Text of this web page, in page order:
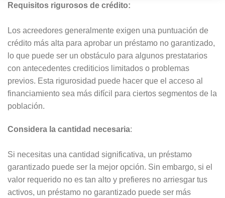
Requisitos rigurosos de crédito:
Los acreedores generalmente exigen una puntuación de
crédito más alta para aprobar un préstamo no garantizado,
lo que puede ser un obstáculo para algunos prestatarios
con antecedentes crediticios limitados o problemas
previos. Esta rigurosidad puede hacer que el acceso al
financiamiento sea más difícil para ciertos segmentos de la
población.
Considera la cantidad necesaria:
Si necesitas una cantidad significativa, un préstamo
garantizado puede ser la mejor opción. Sin embargo, si el
valor requerido no es tan alto y prefieres no arriesgar tus
activos, un préstamo no garantizado puede ser más